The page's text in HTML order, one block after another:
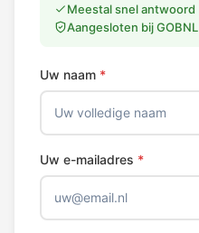
Meestal snel antwoord
Aangesloten bij GOBNL
Uw naam *
Uw e-mailadres *